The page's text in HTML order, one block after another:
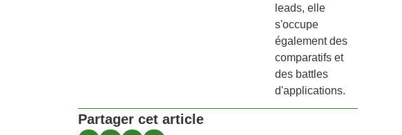
leads, elle
s'occupe
également des
comparatifs et
des battles
d'applications.
Partager cet article